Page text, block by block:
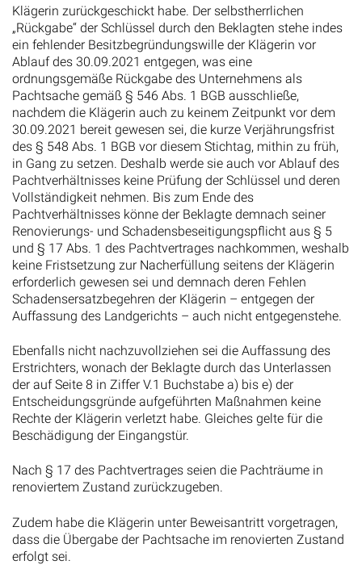
Klägerin zurückgeschickt habe. Der selbstherrlichen
„Rückgabe“ der Schlüssel durch den Beklagten stehe indes
ein fehlender Besitzbegründungswille der Klägerin vor
Ablauf des 30.09.2021 entgegen, was eine
ordnungsgemäße Rückgabe des Unternehmens als
Pachtsache gemäß § 546 Abs. 1 BGB ausschließe,
nachdem die Klägerin auch zu keinem Zeitpunkt vor dem
30.09.2021 bereit gewesen sei, die kurze Verjährungsfrist
des § 548 Abs. 1 BGB vor diesem Stichtag, mithin zu früh,
in Gang zu setzen. Deshalb werde sie auch vor Ablauf des
Pachtverhältnisses keine Prüfung der Schlüssel und deren
Vollständigkeit nehmen. Bis zum Ende des
Pachtverhältnisses könne der Beklagte demnach seiner
Renovierungs- und Schadensbeseitigungspflicht aus § 5
und § 17 Abs. 1 des Pachtvertrages nachkommen, weshalb
keine Fristsetzung zur Nacherfüllung seitens der Klägerin
erforderlich gewesen sei und demnach deren Fehlen
Schadensersatzbegehren der Klägerin – entgegen der
Auffassung des Landgerichts – auch nicht entgegenstehe.
Ebenfalls nicht nachzuvollziehen sei die Auffassung des
Erstrichters, wonach der Beklagte durch das Unterlassen
der auf Seite 8 in Ziffer V.1 Buchstabe a) bis e) der
Entscheidungsgründe aufgeführten Maßnahmen keine
Rechte der Klägerin verletzt habe. Gleiches gelte für die
Beschädigung der Eingangstür.
Nach § 17 des Pachtvertrages seien die Pachträume in
renoviertem Zustand zurückzugeben.
Zudem habe die Klägerin unter Beweisantritt vorgetragen,
dass die Übergabe der Pachtsache im renovierten Zustand
erfolgt sei.